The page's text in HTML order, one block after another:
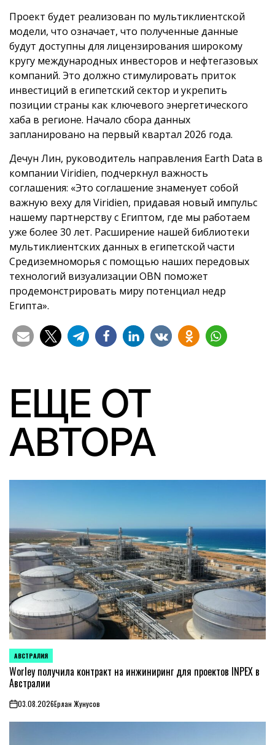
Проект будет реализован по мультиклиентской
модели, что означает, что полученные данные
будут доступны для лицензирования широкому
кругу международных инвесторов и нефтегазовых
компаний. Это должно стимулировать приток
инвестиций в египетский сектор и укрепить
позиции страны как ключевого энергетического
хаба в регионе. Начало сбора данных
запланировано на первый квартал 2026 года.
Дечун Лин, руководитель направления Earth Data в
компании Viridien, подчеркнул важность
соглашения: «Это соглашение знаменует собой
важную веху для Viridien, придавая новый импульс
нашему партнерству с Египтом, где мы работаем
уже более 30 лет. Расширение нашей библиотеки
мультиклиентских данных в египетской части
Средиземноморья с помощью наших передовых
технологий визуализации OBN поможет
продемонстрировать миру потенциал недр
Египта».
ЕЩЕ ОТ
АВТОРА
ОПУБЛИКОВАНО
В
АВСТРАЛИЯ
Worley получила контракт на инжиниринг для проектов INPEX в
Австралии
on03.08.2026Ерлан Жунусов